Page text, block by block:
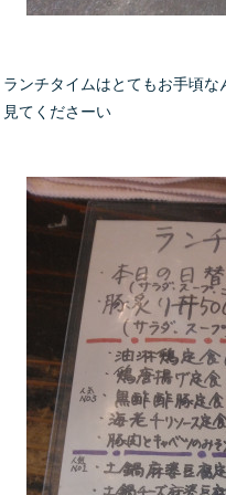
ランチタイムはとてもお手頃な
見てくださーい